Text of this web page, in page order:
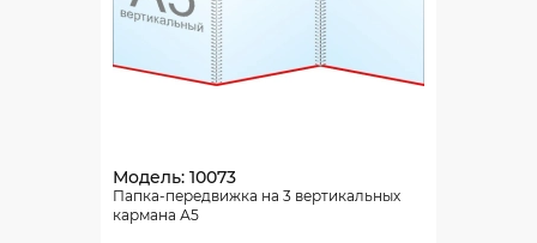
Модель: 10073
Папка-передвижка на 3 вертикальных
кармана А5